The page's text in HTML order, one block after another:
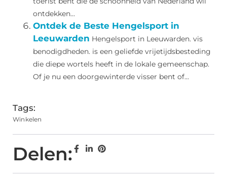
ontdekken...
Ontdek de Beste Hengelsport in
Leeuwarden Hengelsport in Leeuwarden. vis
benodigdheden. is een geliefde vrijetijdsbesteding
die diepe wortels heeft in de lokale gemeenschap.
Of je nu een doorgewinterde visser bent of...
Tags:
Winkelen
Delen: